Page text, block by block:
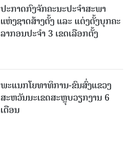
ປະກາດກົງຈັກຄະນະປະຈໍາສະພາ
ແຫ່ງຊາດສ້າງຕັ້ງ ແລະ ແຕ່ງຕັ້ງບຸກຄະ
ລາກອນປະຈໍາ 3 ເຂດເລືອກຕັ້ງ
ພະແນກໂຍທາທິການ-ຂົນສົ່ງແຂວງ
ສະຫວັນນະເຂດສະຫຼຸບວຽກງານ 6
ເດືອນ